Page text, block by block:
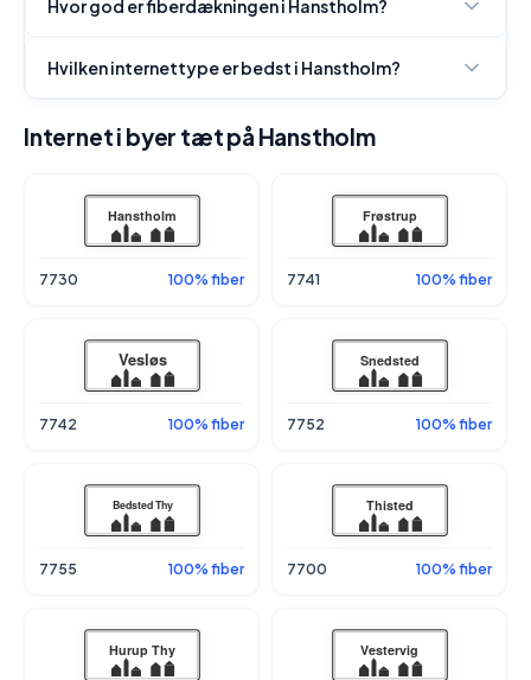
Hvor god er fiberdækningen i Hanstholm?
Hvilken internettype er bedst i Hanstholm?
Internet i byer tæt på Hanstholm
7730 100% fiber 7741 100% fiber
7742 100% fiber 7752 100% fiber
7755 100% fiber 7700 100% fiber